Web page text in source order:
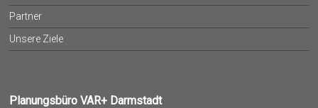
Partner
Unsere Ziele
Planungsbüro VAR+ Darmstadt